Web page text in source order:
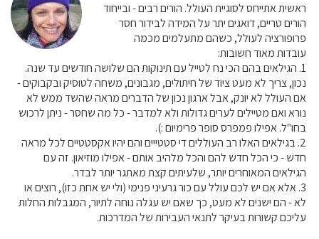
ראשית אתייחס לסוגיית העולל. הורים רבים - ובייחוד
הורים טריים, דואגים יתר על המידה לבידור חסר
פרופורציה לעולל, כשהם מתעלמים מכמה
עובדות מאוד חשובות:
1. הגילאים בהם הכי נח לטייל עם תינוקות הם שלושה חודשים עד שנה.
נכון, צריך לא מעט ציוד של חיתולים, מגבונים, משחה לטוסיק ובקבוקים -
אם העולל לא יונק, אבל ארגון נכון של הדברים מראה שהשד ממש לא
נורא ואם מטיילים לערים גדולות ולא למדבר - כל מה שחסר - ניתן לרכוש
בחו"ל. אפילו פמפרס סופר פרימיום :).
2. בגילאים האלו רב העוללים די סטטייים והם יהיו אקסטטיים לכל מראה
חדש - כי הכל חדש להם והכל מלהיב אותם - אפילו מוזיאון. זה עם
הגילאים המאוחרים יותר, שלעיתים קצת מאתגר יותר לבדר.
3. אלא אם יש לכם עולל עם כור גרעיני פנימי (ולי יש אחת כזו), רוצים או
לא - הם ישנים לא מעט, כך שאם יש עגלה נוחה לתיור, המגבלות החלות
עליכם קשורות בעיקר לתנאי העבירות של המדרכות.